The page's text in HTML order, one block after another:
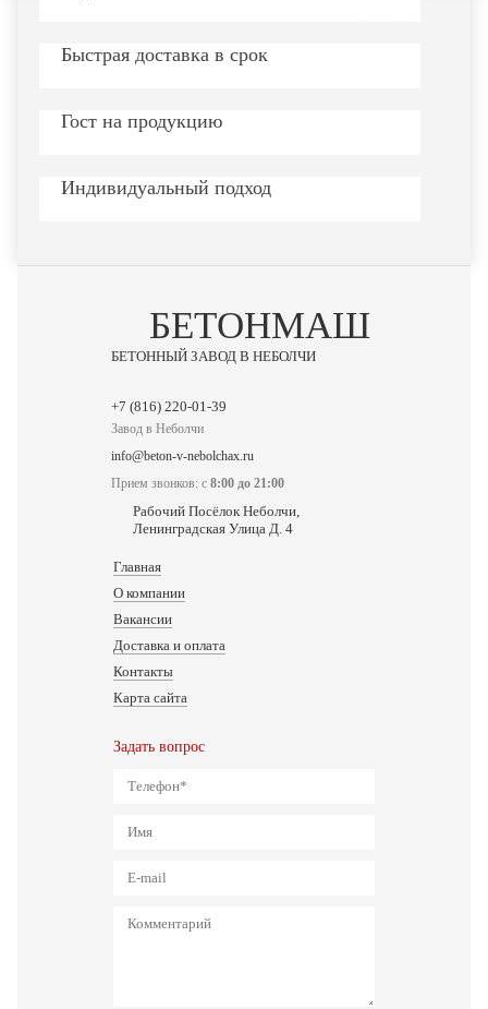
Быстрая доставка в срок
Гост на продукцию
Индивидуальный подход
БЕТОНМАШ
БЕТОННЫЙ ЗАВОД В НЕБОЛЧИ
Завод в Неболчи
info@beton-v-nebolchax.ru
Прием звонков: с 8:00 до 21:00
Рабочий Посёлок Неболчи,
Ленинградская Улица Д. 4
Главная
О компании
Вакансии
Доставка и оплата
Контакты
Карта сайта
Задать вопрос